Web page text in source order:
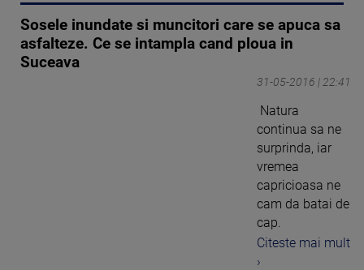
Sosele inundate si muncitori care se apuca sa
asfalteze. Ce se intampla cand ploua in
Suceava
31-05-2016 | 22:41
Natura
continua sa ne
surprinda, iar
vremea
capricioasa ne
cam da batai de
cap.
Citeste mai mult
›